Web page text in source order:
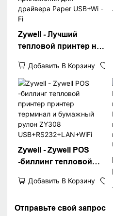
Zywell - Лучший
тепловой принтер не
Zywell POS PRIPPER
PRINTER 80 мм с
инструментами
приложения для
драйвера Paper
USB+Wi -Fi
Добавить В Корзину
Zywell - Zywell POS
-биллинг тепловой
терминал и
ZY308
Добавить В Корзину
Отправьте свой запрос